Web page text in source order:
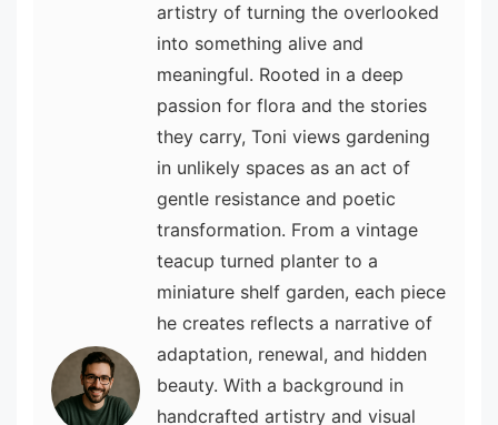
artistry of turning the overlooked
into something alive and
meaningful. Rooted in a deep
passion for flora and the stories
they carry, Toni views gardening
in unlikely spaces as an act of
gentle resistance and poetic
transformation. From a vintage
teacup turned planter to a
miniature shelf garden, each piece
he creates reflects a narrative of
adaptation, renewal, and hidden
beauty. With a background in
handcrafted artistry and visual